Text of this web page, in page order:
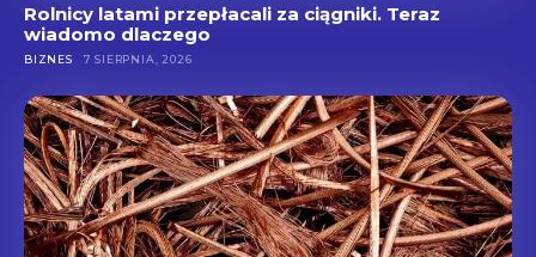
Rolnicy latami przepłacali za ciągniki. Teraz
wiadomo dlaczego
BIZNES 7 SIERPNIA, 2026